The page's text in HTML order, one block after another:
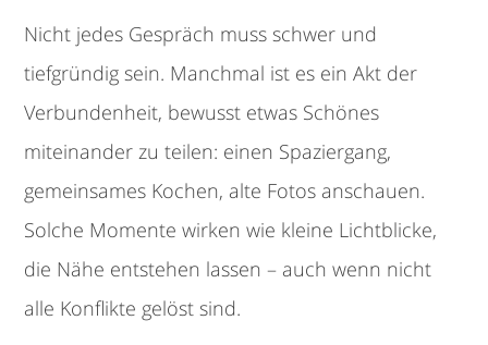
Nicht jedes Gespräch muss schwer und
tiefgründig sein. Manchmal ist es ein Akt der
Verbundenheit, bewusst etwas Schönes
miteinander zu teilen: einen Spaziergang,
gemeinsames Kochen, alte Fotos anschauen.
Solche Momente wirken wie kleine Lichtblicke,
die Nähe entstehen lassen – auch wenn nicht
alle Konflikte gelöst sind.